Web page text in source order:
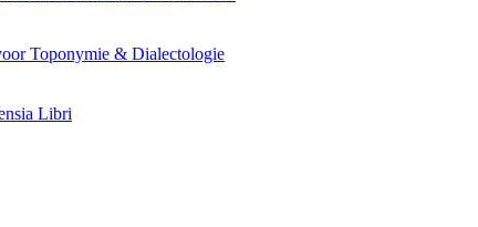
Toponymie & Dialectologie
Libri